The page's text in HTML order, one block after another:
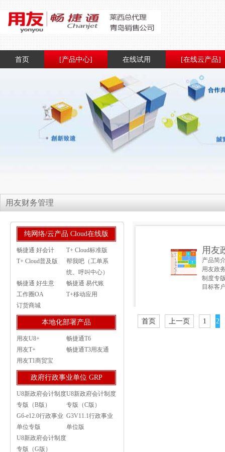
首页 [产品中心] 在线试用 [在线云产品]
用友财务管理
纯网络/云产品 Cloud在线版
畅捷通 好会计
T+ Cloud标准版
T+ Cloud普及版
帮我吧（工单系
统、呼叫中心）
畅捷通 好生意
畅捷通 易代账
工作圈OA
T+移动应用
订货商城
本地化部署产品
用友U8+
畅捷通T6
用友T+
畅捷通T3用友通
用友T1商贸宝
政府行政事业单位 GRP
U8新政府会计制度
专版（B版）
U8新政府会计制度
专版（C版）
G6-e12.0行政事业
单位专版
G3V11.1行政事业
单位版
U8新政府会计制度
专版（G版）
用友
产品简
用友政
制度专
目标客
首页 上一页 1 2